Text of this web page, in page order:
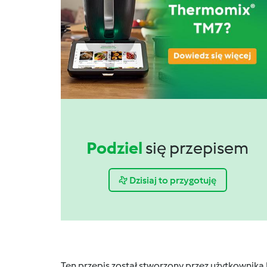
Podziel się przepisem
Dzisiaj to przygotuję